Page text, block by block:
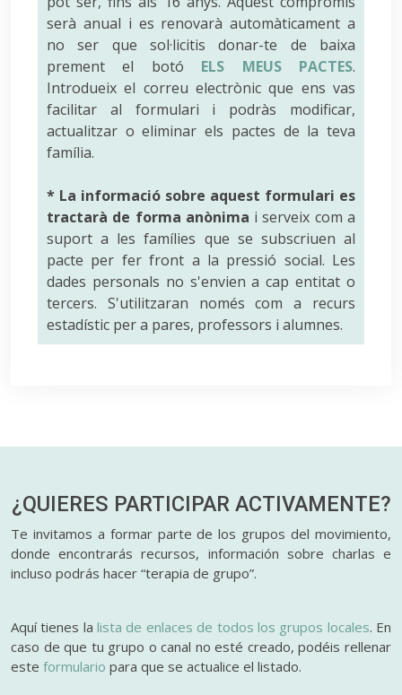
serà anual i es renovarà automàticament a
no ser que sol·licitis donar-te de baixa
prement el botó ELS MEUS PACTES.
Introdueix el correu electrònic que ens vas
facilitar al formulari i podràs modificar,
actualitzar o eliminar els pactes de la teva
família.
* La informació sobre aquest formulari es
tractarà de forma anònima i serveix com a
suport a les famílies que se subscriuen al
pacte per fer front a la pressió social. Les
dades personals no s'envien a cap entitat o
tercers. S'utilitzaran només com a recurs
estadístic per a pares, professors i alumnes.
¿QUIERES PARTICIPAR ACTIVAMENTE?
Te invitamos a formar parte de los grupos del movimiento,
donde encontrarás recursos, información sobre charlas e
incluso podrás hacer “terapia de grupo”.
Aquí tienes lalista de enlaces de todos los grupos locales. En
caso de que tu grupo o canal no esté creado, podéis rellenar
este formulario para que se actualice el listado.